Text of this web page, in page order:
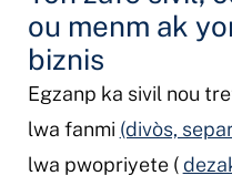
ou menm ak
biznis
Egzanp ka sivil nou
lwa fanmi (divòs,
lwa pwopriyete (